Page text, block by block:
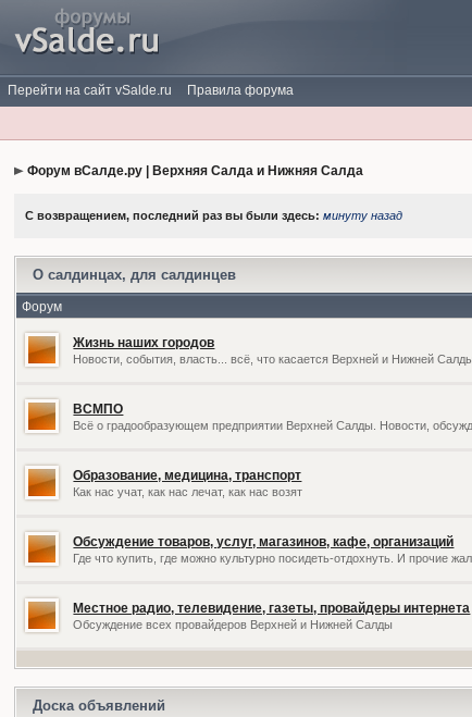
Перейти на сайт vSalde.ru Правила форума
Форум вСалде.ру | Верхняя Салда и Нижняя Салда
С возвращением, последний раз вы были здесь:минуту назад
О салдинцах, для салдинцев
Форум
Жизнь наших городов
Новости, события, власть... всё, что касается Верхней и Нижней Салды
ВСМПО
Всё о градообразующем предприятии Верхней Салды. Новости,
Образование, медицина, транспорт
Как нас учат, как нас лечат, как нас возят
Обсуждение товаров, услуг, магазинов, кафе, организаций
Где что купить, где можно культурно посидеть-отдохнуть. И прочие
Местное радио, телевидение, газеты, провайдеры интернета
Обсуждение всех провайдеров Верхней и Нижней Салды
Доска объявлений